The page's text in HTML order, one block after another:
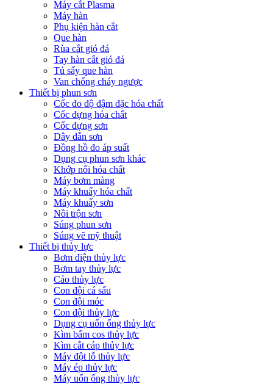
Máy cắt Plasma
Máy hàn
Phụ kiện hàn cắt
Que hàn
Rùa cắt gió đá
Tay hàn cắt gió đá
Tủ sấy que hàn
Van chống cháy ngược
Thiết bị phun sơn
Cốc đo độ đậm đặc hóa chất
Cốc đựng hóa chất
Cốc đựng sơn
Dây dẫn sơn
Đồng hồ đo áp suất
Dụng cụ phun sơn khác
Khớp nối hóa chất
Máy bơm màng
Máy khuấy hóa chất
Máy khuấy sơn
Nồi trộn sơn
Súng phun sơn
Súng vẽ mỹ thuật
Thiết bị thủy lực
Bơm điện thủy lực
Bơm tay thủy lực
Cảo thủy lực
Con đội cá sấu
Con đội móc
Con đội thủy lực
Dụng cụ uốn ống thủy lực
Kìm bấm cos thủy lực
Kìm cắt cáp thủy lực
Máy đột lỗ thủy lực
Máy ép thủy lực
Máy uốn ống thủy lực